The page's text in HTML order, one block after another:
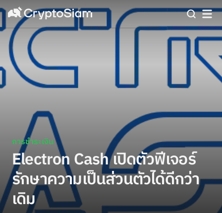
การชำระเงิน
Electron Cash เปิดตัวฟีเจอร์
รักษาความเป็นส่วนตัวได้ดีกว่า
เดิม